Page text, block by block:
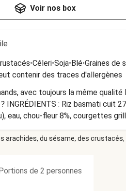
Voir nos box
•Céleri•Soja•Blé•Graines de
contenir des traces d'allergènes
avec toujours la même qualité
: Riz basmati cuit
eau, chou-fleur 8%, courgettes
yaourt (LAIT, LAIT en
de maïs modifié, gingembre,
CÉLERI, LAIT,
CONSERVATION : À
du sésame, des crustacés,
de 2 personnes